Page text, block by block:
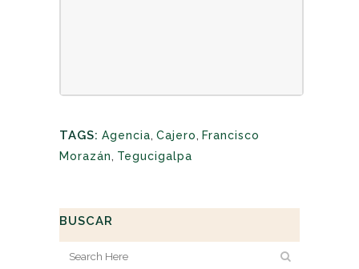
TAGS: Agencia, Cajero, Francisco
Morazán, Tegucigalpa
BUSCAR